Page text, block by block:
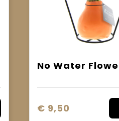
€ 9,50